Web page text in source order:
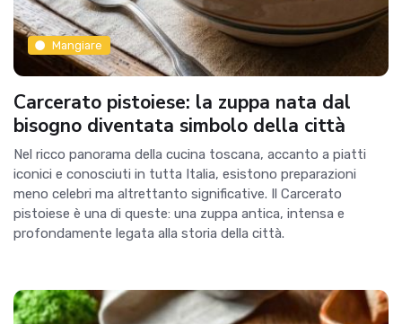
Mangiare
Carcerato pistoiese: la zuppa nata dal
bisogno diventata simbolo della città
Nel ricco panorama della cucina toscana, accanto a piatti
iconici e conosciuti in tutta Italia, esistono preparazioni
meno celebri ma altrettanto significative. Il Carcerato
pistoiese è una di queste: una zuppa antica, intensa e
profondamente legata alla storia della città.